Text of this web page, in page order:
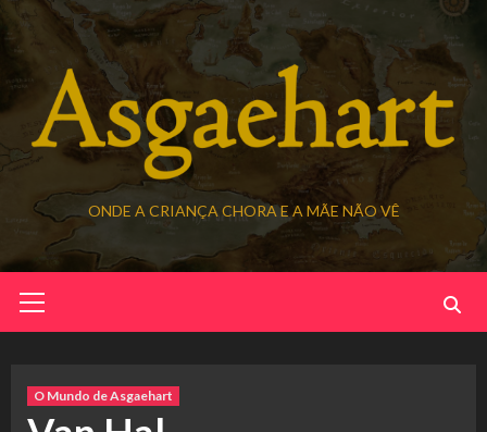
Skip
to
content
ONDE A CRIANÇA CHORA E A MÃE NÃO VÊ
Menu
O Mundo de Asgaehart